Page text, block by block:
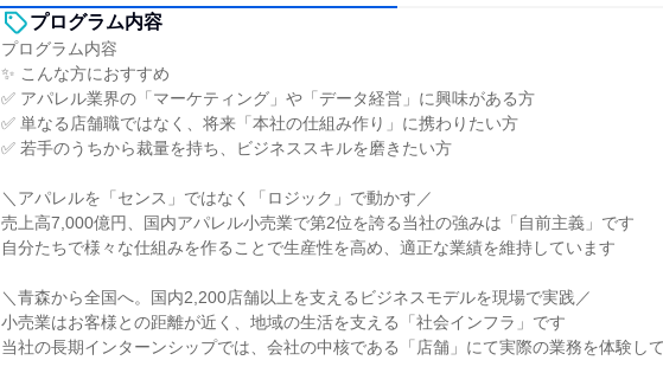
プログラム内容
プログラム内容
✨ こんな方におすすめ
✅ アパレル業界の「マーケティング」や「データ経営」に興味がある方
✅ 単なる店舗職ではなく、将来「本社の仕組み作り」に携わりたい方
✅ 若手のうちから裁量を持ち、ビジネススキルを磨きたい方
＼アパレルを「センス」ではなく「ロジック」で動かす／
売上高7,000億円、国内アパレル小売業で第2位を誇る当社の強みは「自前主義」です
自分たちで様々な仕組みを作ることで生産性を高め、適正な業績を維持しています
＼青森から全国へ。国内2,200店舗以上を支えるビジネスモデルを現場で実践／
小売業はお客様との距離が近く、地域の生活を支える「社会インフラ」です
当社の長期インターンシップでは、会社の中核である「店舗」にて実際の業務を体験し